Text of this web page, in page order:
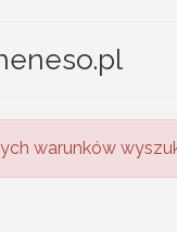
warunków